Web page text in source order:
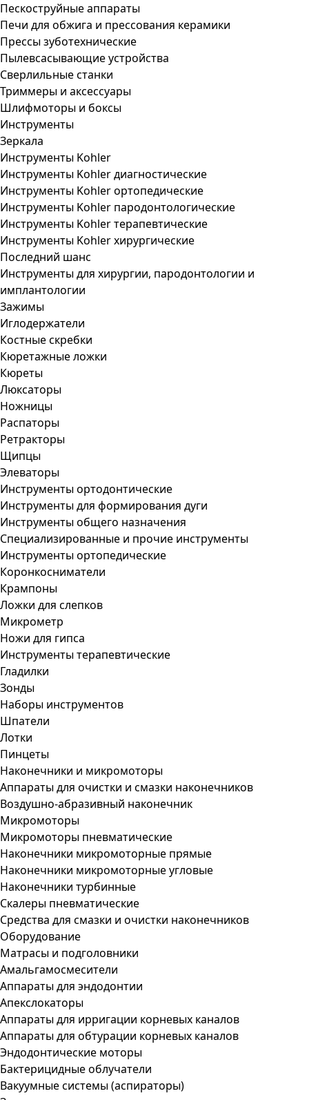
Пескоструйные аппараты
Печи для обжига и прессования керамики
Прессы зуботехнические
Пылевсасывающие устройства
Сверлильные станки
Триммеры и аксессуары
Шлифмоторы и боксы
Инструменты
Зеркала
Инструменты Kohler
Инструменты Kohler диагностические
Инструменты Kohler ортопедические
Инструменты Kohler пародонтологические
Инструменты Kohler терапевтические
Инструменты Kohler хирургические
Последний шанс
Инструменты для хирургии, пародонтологии и
имплантологии
Зажимы
Иглодержатели
Костные скребки
Кюретажные ложки
Кюреты
Люксаторы
Ножницы
Распаторы
Ретракторы
Щипцы
Элеваторы
Инструменты ортодонтические
Инструменты для формирования дуги
Инструменты общего назначения
Специализированные и прочие инструменты
Инструменты ортопедические
Коронкосниматели
Крампоны
Ложки для слепков
Микрометр
Ножи для гипса
Инструменты терапевтические
Гладилки
Зонды
Наборы инструментов
Шпатели
Лотки
Пинцеты
Наконечники и микромоторы
Аппараты для очистки и смазки наконечников
Воздушно-абразивный наконечник
Микромоторы
Микромоторы пневматические
Наконечники микромоторные прямые
Наконечники микромоторные угловые
Наконечники турбинные
Скалеры пневматические
Средства для смазки и очистки наконечников
Оборудование
Матрасы и подголовники
Амальгамосмесители
Аппараты для эндодонтии
Апекслокаторы
Аппараты для ирригации корневых каналов
Аппараты для обтурации корневых каналов
Эндодонтические моторы
Бактерицидные облучатели
Вакуумные системы (аспираторы)